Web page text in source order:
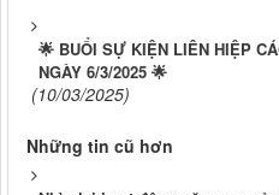
🌟 BUỔI SỰ KIỆN LIÊN HIỆP
NGÀY 6/3/2025 🌟
(10/03/2025)
Những tin cũ hơn